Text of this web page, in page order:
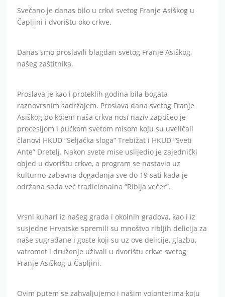
Svečano je danas bilo u crkvi svetog Franje Asiškog u
Čapljini i dvorištu oko crkve.
Danas smo proslavili blagdan svetog Franje Asiškog,
našeg zaštitnika.
Proslava je kao i proteklih godina bila bogata
raznovrsnim sadržajem. Proslava dana svetog Franje
Asiškog po kojem naša crkva nosi naziv započeo je
procesijom i pučkom svetom misom koju su uveličali
članovi HKUD “Seljačka sloga” Trebižat i HKUD “Sveti
Ante” Dretelj. Nakon svete mise uslijedio je zajednički
objed u dvorištu crkve, a program se nastavio uz
kulturno-zabavna događanja sve do 19 sati kada je
održana sada već tradicionalna “Riblja večer”.
Vrsni kuhari iz našeg grada i okolnih gradova, kao i iz
susjedne Hrvatske spremili su mnoštvo ribljih delicija za
naše sugrađane i goste koji su uz ove delicije, glazbu,
vatromet i druženje uživali u dvorištu crkve svetog
Franje Asiškog u Čapljini.
Ovim putem se zahvaljujemo i našim volonterima koju